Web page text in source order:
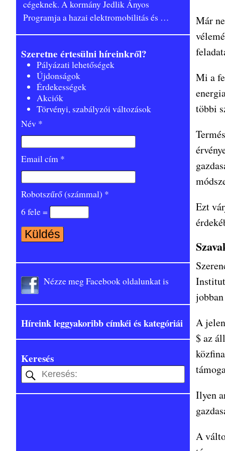
Már
Mi a
többi
Ezt
A
$ az
Ilyen
A
cégeknek. A kormány Jedlik Ányos
Programja a hazai elektromobilitás és …
Szeretne értesülni híreinkről?
Pályázati lehetőségek
Újdonságok
Érdekességek
Akciók
Törvényi, szabályzói változások
Név *
Email cím *
Robotszűrő (számmal) *
6 fele =
Nézze meg Facebook oldalunkat is
Híreink leggyakoribb címkéi és kategóriái
Keresés